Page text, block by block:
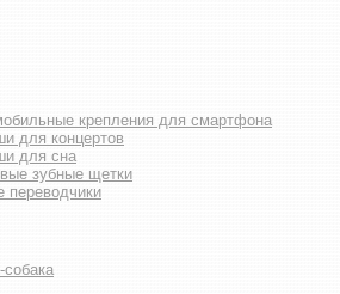
крепления для смартфона
для концертов
для сна
зубные щетки
переводчики
собака